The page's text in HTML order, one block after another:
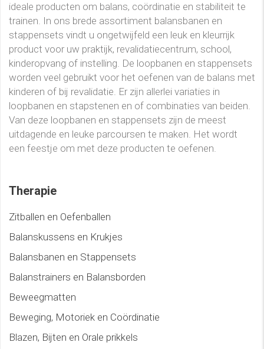
ideale producten om balans, coördinatie en stabiliteit te
trainen. In ons brede assortiment balansbanen en
stappensets vindt u ongetwijfeld een leuk en kleurrijk
product voor uw praktijk, revalidatiecentrum, school,
kinderopvang of instelling. De loopbanen en stappensets
worden veel gebruikt voor het oefenen van de balans met
kinderen of bij revalidatie. Er zijn allerlei variaties in
loopbanen en stapstenen en of combinaties van beiden.
Van deze loopbanen en stappensets zijn de meest
uitdagende en leuke parcoursen te maken. Het wordt
een feestje om met deze producten te oefenen.
Therapie
Zitballen en Oefenballen
Balanskussens en Krukjes
Balansbanen en Stappensets
Balanstrainers en Balansborden
Beweegmatten
Beweging, Motoriek en Coördinatie
Blazen, Bijten en Orale prikkels